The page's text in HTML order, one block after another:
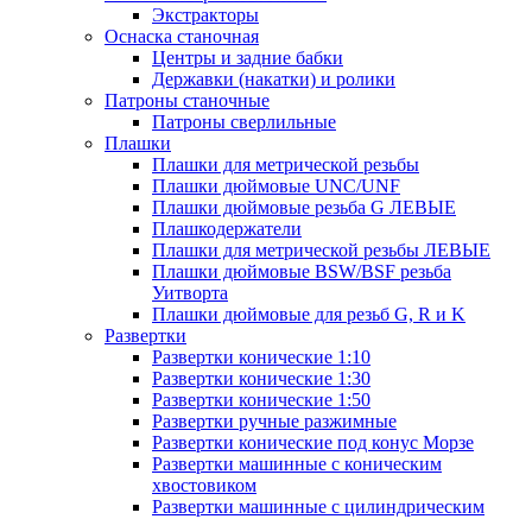
Экстракторы
Оснаска станочная
Центры и задние бабки
Державки (накатки) и ролики
Патроны станочные
Патроны сверлильные
Плашки
Плашки для метрической резьбы
Плашки дюймовые UNC/UNF
Плашки дюймовые резьба G ЛЕВЫЕ
Плашкодержатели
Плашки для метрической резьбы ЛЕВЫЕ
Плашки дюймовые BSW/BSF резьба
Уитворта
Плашки дюймовые для резьб G, R и K
Развертки
Развертки конические 1:10
Развертки конические 1:30
Развертки конические 1:50
Развертки ручные разжимные
Развертки конические под конус Морзе
Развертки машинные с коническим
хвостовиком
Развертки машинные с цилиндрическим